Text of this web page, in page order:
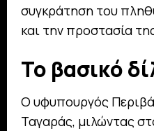
συγκράτηση του
και την προστασία
Το βασικό
Ο υφυπουργός
Ταγαράς, μιλώντας